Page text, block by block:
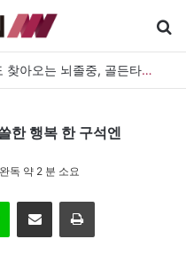
[박명윤의 건강 칼럼] 여름에도 찾아오는 뇌졸중, 골든타임을 지켜라
한 행복 한 구석엔
완독 약 2 분 소요
이메일